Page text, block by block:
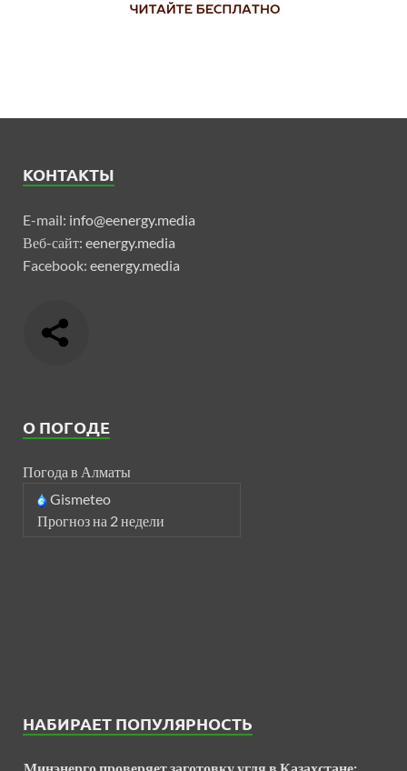
КОНТАКТЫ
E-mail: info@eenergy.media
Веб-сайт: eenergy.media
Facebook: eenergy.media
О ПОГОДЕ
Погода в Алматы
Gismeteo
Прогноз на 2 недели
НАБИРАЕТ ПОПУЛЯРНОСТЬ
Минэнерго проверяет заготовку угля в Казахстане: